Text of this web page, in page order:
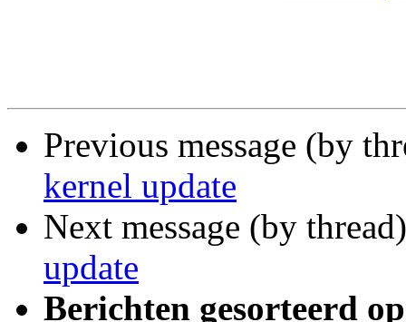
Previous message (by
kernel update
Next message (by
update
Berichten gesorteerd